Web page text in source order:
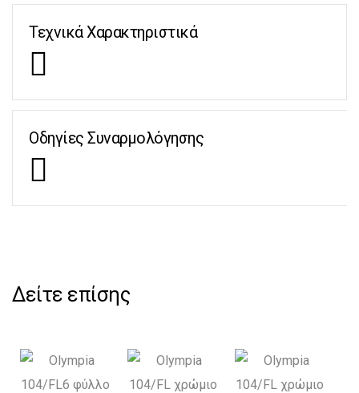
Τεχνικά Χαρακτηριστικά
Οδηγίες Συναρμολόγησης
Δείτε επίσης